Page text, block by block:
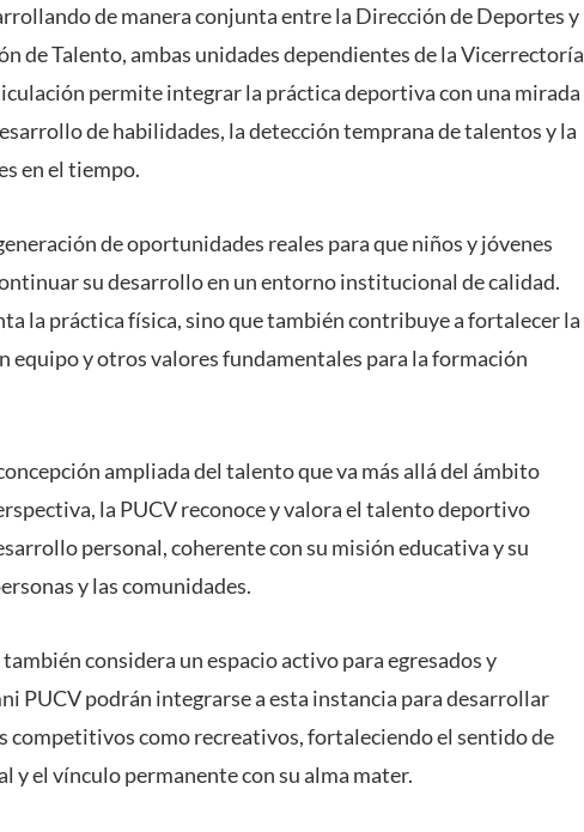
de manera conjunta entre la Dirección de Deportes y
de Talento, ambas unidades dependientes de la Vicerrectoría
permite integrar la práctica deportiva con una mirada
de habilidades, la detección temprana de talentos y la
en el tiempo.
de oportunidades reales para que niños y jóvenes
su desarrollo en un entorno institucional de calidad.
la práctica física, sino que también contribuye a fortalecer la
equipo y otros valores fundamentales para la formación
ampliada del talento que va más allá del ámbito
la PUCV reconoce y valora el talento deportivo
personal, coherente con su misión educativa y su
y las comunidades.
considera un espacio activo para egresados y
PUCV podrán integrarse a esta instancia para desarrollar
como recreativos, fortaleciendo el sentido de
el vínculo permanente con su alma mater.